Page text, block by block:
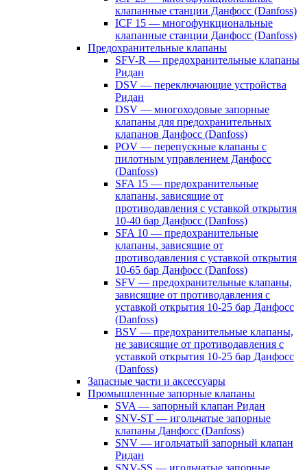
клапанные станции Данфосс (Danfoss)
ICF 15 — многофункциональные
клапанные станции Данфосс (Danfoss)
Предохранительные клапаны
SFV-R — предохранительные клапаны
Ридан
DSV — переключающие устройства
Ридан
DSV — многоходовые запорные
клапаны для предохранительных
клапанов Данфосс (Danfoss)
POV — перепускные клапаны с
пилотным управлением Данфосс
(Danfoss)
SFA 15 — предохранительные
клапаны, зависящие от
противодавления с уставкой открытия
10-40 бар Данфосс (Danfoss)
SFA 10 — предохранительные
клапаны, зависящие от
противодавления с уставкой открытия
10-65 бар Данфосс (Danfoss)
SFV — предохранительные клапаны,
зависящие от противодавления с
уставкой открытия 10-25 бар Данфосс
(Danfoss)
BSV — предохранительные клапаны,
не зависящие от противодавления с
уставкой открытия 10-25 бар Данфосс
(Danfoss)
Запасные части и аксессуары
Промышленные запорные клапаны
SVA — запорный клапан Ридан
SNV-ST — игольчатые запорные
клапаны Данфосс (Danfoss)
SNV — игольчатый запорный клапан
Ридан
SNV-SS — игольчатые запорные